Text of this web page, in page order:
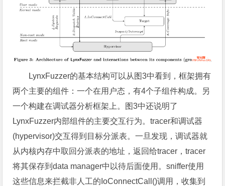
LynxFuzzer的基本结构可以从图3中看到，框架拥有
两个主要的组件：一个在用户态，有4个子组件构成。另
一个构建在调试器分析框架上。图3中还说明了
LynxFuzzer内部组件的主要交互行为。tracer和调试器
(hypervisor)交互得到目标分派表。一旦发现，调试器就
从内核内存中取回分派表的地址，返回给tracer，tracer
将其保存到data manager中以待后面使用。sniffer使用
这些信息来拦截非人工的IoConnectCall()调用，收集到